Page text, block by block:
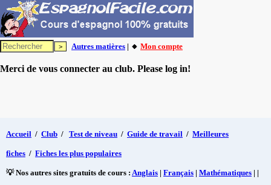
Autres matières | 🔸 Mon compte
Merci de vous connecter au club. Please log in!
Accueil / Club / Test de niveau / Guide de travail / Meilleures
fiches / Fiches les plus populaires
💡 Nos autres sites gratuits de cours : Anglais | Français | Mathématiques | |